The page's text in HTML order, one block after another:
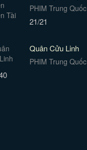
PHIM Trung Quốc
21/21
Quân Cửu Linh
PHIM Trung Quốc